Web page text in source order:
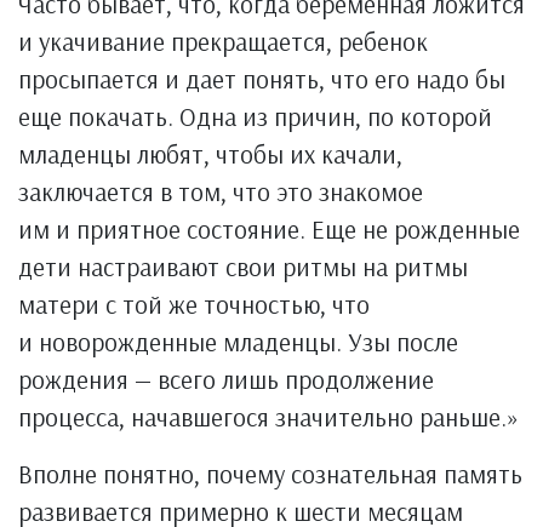
и укачивание прекращается, ребенок
просыпается и дает понять, что его надо бы
еще покачать. Одна из причин, по которой
младенцы любят, чтобы их качали,
заключается в том, что это знакомое
им и приятное состояние. Еще не рожденные
дети настраивают свои ритмы на ритмы
матери с той же точностью, что
и новорожденные младенцы. Узы после
рождения — всего лишь продолжение
процесса, начавшегося значительно раньше.»
Вполне понятно, почему сознательная память
развивается примерно к шести месяцам